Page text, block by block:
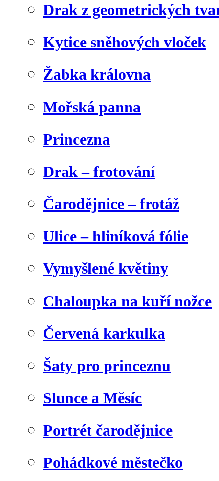
Drak z geometrických
Kytice sněhových vloček
Žabka královna
Mořská panna
Princezna
Drak – frotování
Čarodějnice – frotáž
Ulice – hliníková fólie
Vymyšlené květiny
Chaloupka na kuří nožce
Červená karkulka
Šaty pro princeznu
Slunce a Měsíc
Portrét čarodějnice
Pohádkové městečko